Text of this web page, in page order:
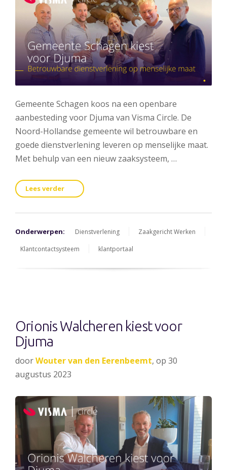
Gemeente Schagen koos na een openbare
aanbesteding voor Djuma van Visma Circle. De
Noord-Hollandse gemeente wil betrouwbare en
goede dienstverlening leveren op menselijke maat.
Met behulp van een nieuw zaaksysteem, …
Lees verder
Onderwerpen: Dienstverlening
Zaakgericht Werken
Klantcontactsysteem
klantportaal
Orionis Walcheren kiest voor
Djuma
doorWouter van den Eerenbeemt, op 30
augustus 2023